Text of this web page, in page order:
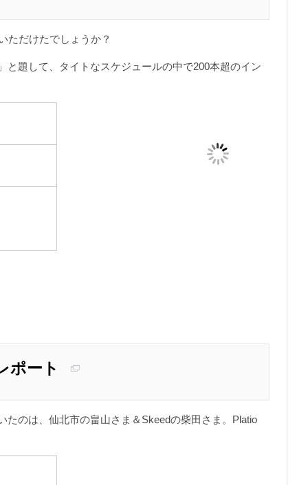
ただけたでしょうか？
題して、タイトなスケジュールの中で200本超のイン
ポート
のは、仙北市の畠山さま＆Skeedの柴田さま。Platio